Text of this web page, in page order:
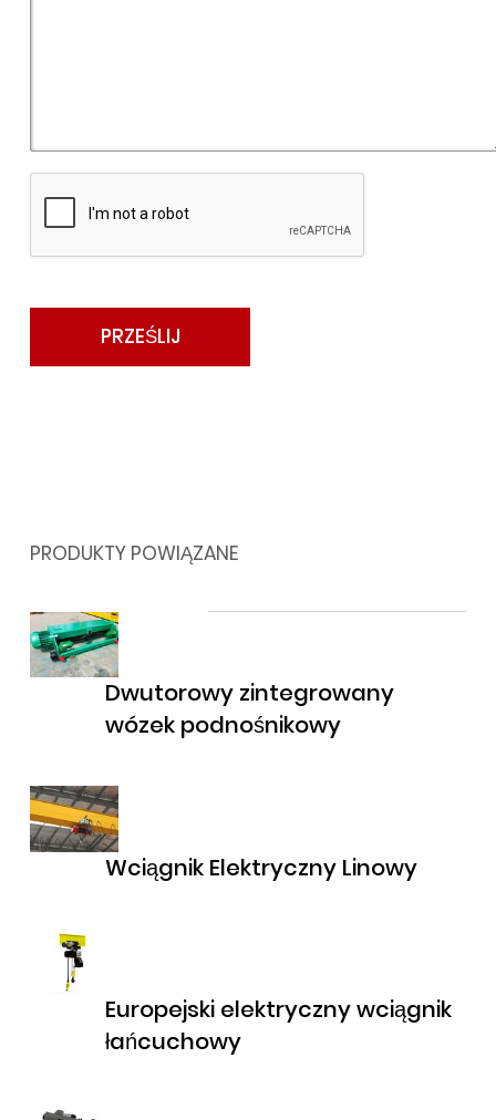
PRODUKTY POWIĄZANE
Dwutorowy zintegrowany
wózek podnośnikowy
Wciągnik Elektryczny Linowy
Europejski elektryczny wciągnik
łańcuchowy